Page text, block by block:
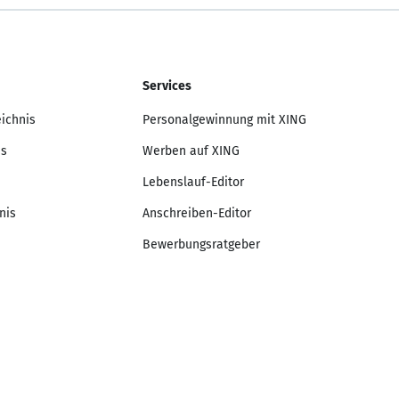
Services
Personalgewinnung mit XING
Werben auf XING
Lebenslauf-Editor
Anschreiben-Editor
Bewerbungsratgeber